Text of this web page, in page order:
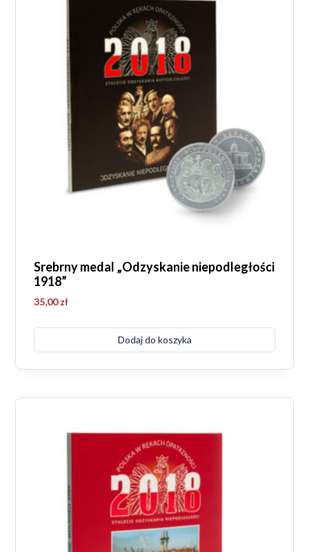
Srebrny medal „Odzyskanie niepodległości
1918”
35,00zł
Dodaj do koszyka